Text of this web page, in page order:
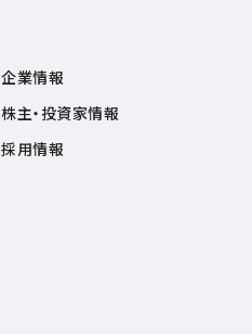
企業情報
株主・投資家情報
採用情報